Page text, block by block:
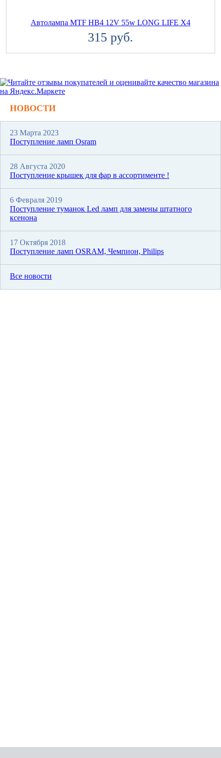
Автолампа MTF HB4 12V 55w LONG LIFE X4
315 руб.
НОВОСТИ
23 Марта 2023
Поступление ламп Osram
28 Августа 2020
Поступление крышек для фар в ассортименте !
6 Февраля 2019
Поступление туманок Led ламп для замены штатного
ксенона
17 Октября 2018
Поступление ламп OSRAM, Чемпион, Philips
Все новости